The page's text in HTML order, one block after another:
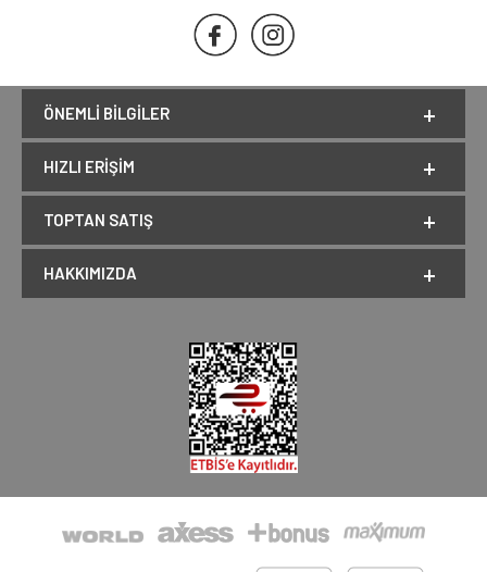
ÖNEMLI BILGILER
HIZLI ERIŞIM
TOPTAN SATIŞ
HAKKIMIZDA